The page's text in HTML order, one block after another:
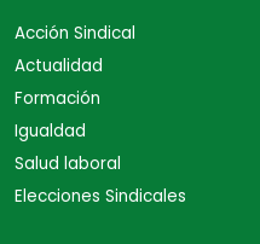
Acción Sindical
Actualidad
Formación
Igualdad
Salud laboral
Elecciones Sindicales